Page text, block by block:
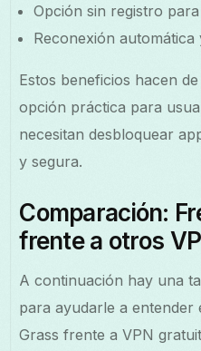
Opción sin registro
Reconexión
Estos beneficios hacen
opción práctica para
necesitan desbloquear
y segura.
Comparación:
frente a otros
A continuación hay una
para ayudarle a entender
Grass frente a VPN